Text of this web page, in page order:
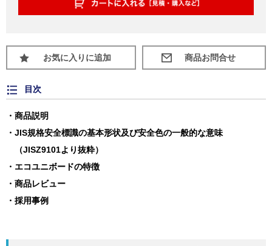
お気に入りに追加
目次
商品説明
JIS規格安全標識の基本形状及び安全色の一般的な意味
（JISZ9101より抜粋）
エコユニボードの特徴
商品レビュー
採用事例